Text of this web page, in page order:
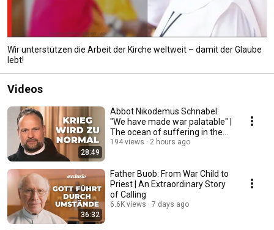
Wir unterstützen die Arbeit der Kirche weltweit – damit der Glaube
lebt!
Videos
28:49
Abbot Nikodemus Schnabel:
"We have made war palatable" |
The ocean of suffering in the
Holy Land
194 views 2 hours ago
36:32
Father Buob: From War Child to
Priest | An Extraordinary Story
of Calling
6.6K views 7 days ago